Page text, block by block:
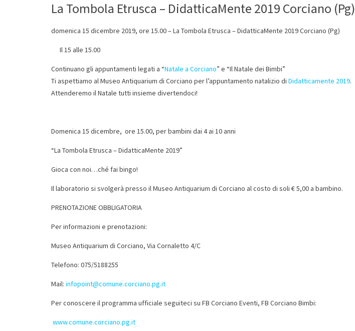
La Tombola Etrusca – DidatticaMente 2019 Corciano (Pg)
domenica 15 dicembre 2019, ore 15.00 – La Tombola Etrusca – DidatticaMente 2019 Corciano (Pg)
Il 15 alle 15.00
Continuano gli appuntamenti legati a “Natale a Corciano” e “Il Natale dei Bimbi”
Ti aspettiamo al Museo Antiquarium di Corciano per l’appuntamento natalizio di Didatticamente 2019.
Attenderemo il Natale tutti insieme divertendoci!
Domenica 15 dicembre, ore 15.00, per bambini dai 4 ai 10 anni
“La Tombola Etrusca – DidatticaMente 2019”
Gioca con noi…ché fai bingo!
Il laboratorio si svolgerà presso il Museo Antiquarium di Corciano al costo di soli € 5,00 a bambino.
PRENOTAZIONE OBBLIGATORIA
Per informazioni e prenotazioni:
Museo Antiquarium di Corciano, Via Cornaletto 4/C
Telefono: 075/5188255
Mail: infopoint@comune.corciano.pg.it
Per conoscere il programma ufficiale seguiteci su FB Corciano Eventi, FB Corciano Bimbi:
www.comune.corciano.pg.it